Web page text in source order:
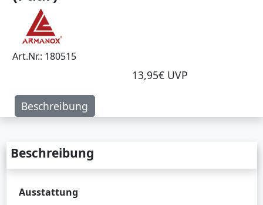
Art.Nr.: 180515
13,95€ UVP
Beschreibung
Beschreibung
Ausstattung